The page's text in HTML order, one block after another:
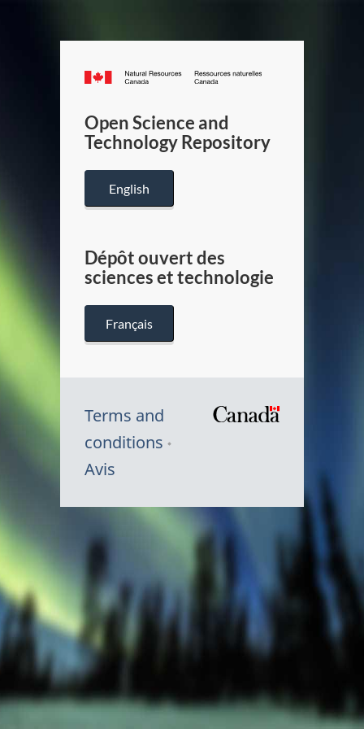
Canada.ca
/
Canada
Open Science and
Technology Repository
English
Dépôt ouvert des
sciences et technologie
Français
Terms and
conditions
Avis
Canada